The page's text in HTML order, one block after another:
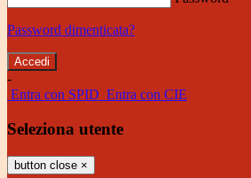
Password dimenticata?
-
Entra con SPID Entra con CIE
Seleziona utente
button close ×